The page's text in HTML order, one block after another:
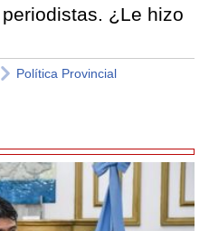
¿Le hizo
Política Provincial